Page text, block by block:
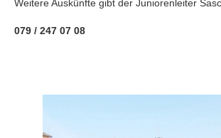
Weitere Auskünfte gibt der Juniorenleiter
079 / 247 07 08